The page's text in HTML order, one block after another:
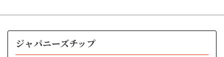
ジャパニーズチップ